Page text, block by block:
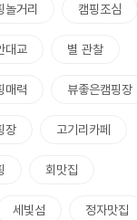
놀거리 캠핑조심
대교 별 관찰
매력 뷰좋은캠핑장
장 고기리카페
회맛집
세빛섬 정자맛집